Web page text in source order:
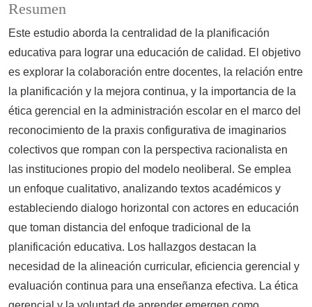
Resumen
Este estudio aborda la centralidad de la planificación
educativa para lograr una educación de calidad. El objetivo
es explorar la colaboración entre docentes, la relación entre
la planificación y la mejora continua, y la importancia de la
ética gerencial en la administración escolar en el marco del
reconocimiento de la praxis configurativa de imaginarios
colectivos que rompan con la perspectiva racionalista en
las instituciones propio del modelo neoliberal. Se emplea
un enfoque cualitativo, analizando textos académicos y
estableciendo dialogo horizontal con actores en educación
que toman distancia del enfoque tradicional de la
planificación educativa. Los hallazgos destacan la
necesidad de la alineación curricular, eficiencia gerencial y
evaluación continua para una enseñanza efectiva. La ética